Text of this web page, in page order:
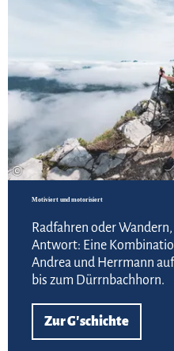
©
Motiviert und motorisiert
Radfahren oder
Antwort: Eine
Andrea und Herrmann
bis zum Dürrnbachhorn.
Zur G'schichte